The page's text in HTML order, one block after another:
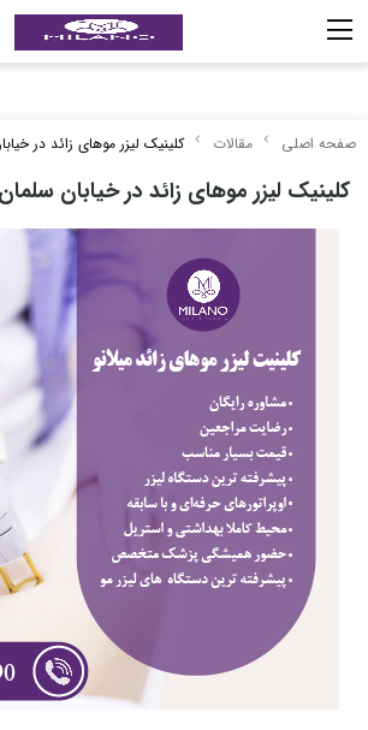
صفحه اصلی مقالات کلینیک لیزر موهای زائد در
کلینیک لیزر موهای زائد در خیابان